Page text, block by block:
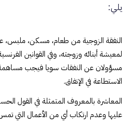
يلي:
النفقة الزوجية من طعام، مسكن، ملبس،
لمعيشة أبنائه وزوجته، وفي القوانين
مسؤولان عن النفقات سويا فيجب
الاستطاعة في الإنفاق.
المعاشرة بالمعروف المتمثلة في القول
عليها وعدم ارتكاب أي من الأعمال التي